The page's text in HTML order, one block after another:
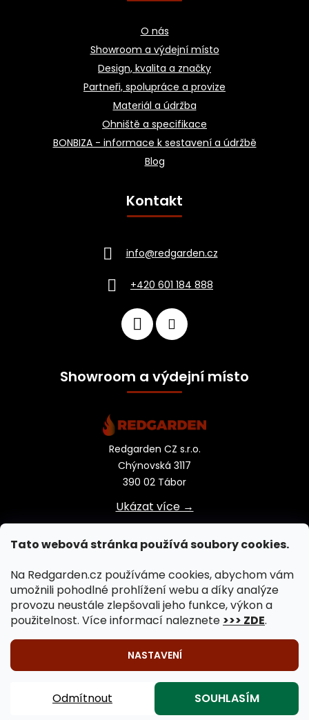
Tato webová stránka používá soubory cookies.
Na Redgarden.cz používáme cookies, abychom vám
umožnili pohodlné prohlížení webu a díky analýze
provozu neustále zlepšovali jeho funkce, výkon a
použitelnost. Více informací naleznete >>> ZDE.
NASTAVENÍ
Odmítnout SOUHLASÍM
🔥 Venkovní vaření na ohni je záležitostí celého roku!
Záhradní krby, záhradní grily, záhradní kamna, záhradní
ohniště 🔥
O nás
Showroom a výdejní místo
Design, kvalita a značky
Partneři, spolupráce a provize
Materiál a údržba
Ohniště a specifikace
BONBIZA - informace k sestavení a údržbě
Blog
Kontakt
info@redgarden.cz
+420 601 184 888
Showroom a výdejní místo
Redgarden CZ s.r.o.
Chýnovská 3117
390 02 Tábor
Ukázat více →
Vytvořil Shoptet
Upravil Balkys
Copyright 2026
. Všechna práva